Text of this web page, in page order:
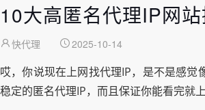
10大高匿名代理IP网
快代理 2025-10-14
哎，你说现在上网找代理IP，是不是感
稳定的匿名代理IP，而且保证你能看完就